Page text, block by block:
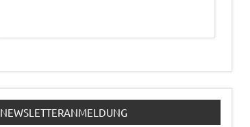
NEWSLETTERANMELDUNG